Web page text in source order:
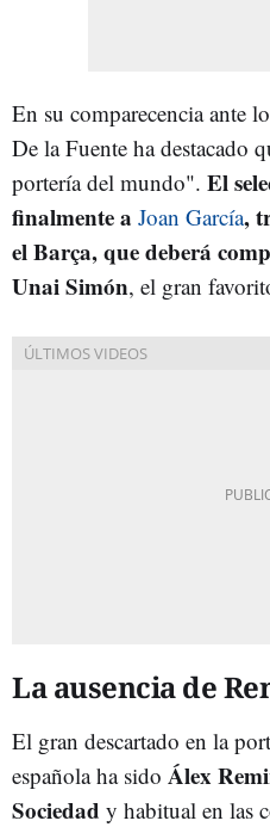
En su comparecencia ante
De la Fuente ha destacado
portería del mundo". El
finalmente a Joan García,
el Barça, que deberá
Unai Simón, el gran
La ausencia de
El gran descartado en la
española ha sido Álex
Sociedad y habitual en las